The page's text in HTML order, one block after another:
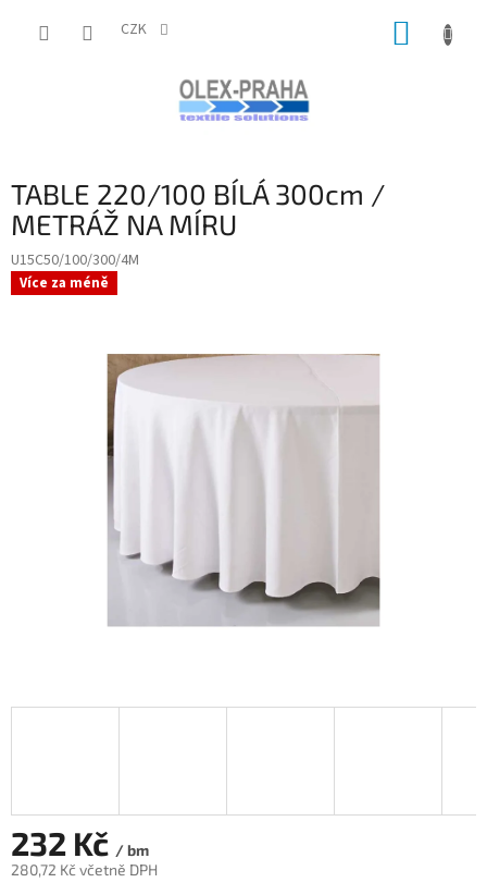
CZK
TABLE 220/100 BÍLÁ 300cm /
METRÁŽ NA MÍRU
U15C50/100/300/4M
Více za méně
232 Kč / bm
280,72 Kč včetně DPH